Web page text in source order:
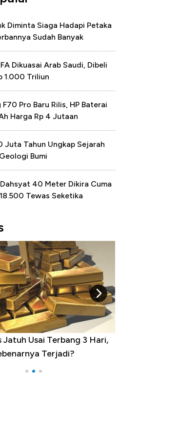
Diminta Siaga Hadapi Petaka
Sudah Banyak
Dikuasai Arab Saudi, Dibeli
1.000 Triliun
F70 Pro Baru Rilis, HP Baterai
Harga Rp 4 Jutaan
Juta Tahun Ungkap Sejarah
Bumi
40 Meter Dikira Cuma
Tewas Seketika
3 Hari,
Dominasi China Menggila,
Impor 100 Negara